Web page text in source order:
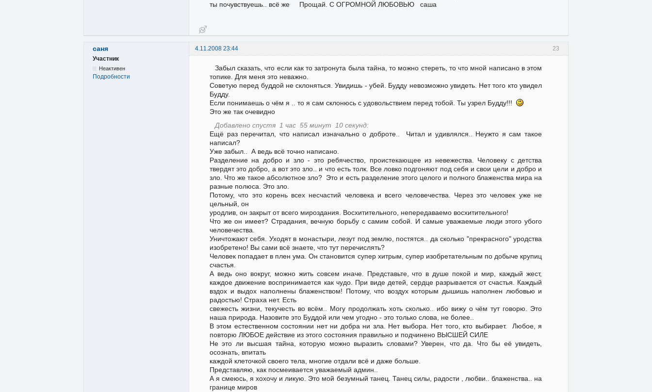
ты почувствуешь.. всё же Прощай. С ОГРОМНОЙ ЛЮБОВЬЮ саша
23
саня
4.11.2008 23:44
Участник
Неактивен
Подробности
Забыл сказать, что если как то затронута была тайна, то можно стереть, то что мной написано в этом
топике. Для меня это неважно.
Советую перед буддой не склоняться. Увидишь - убей. Будду невозможно увидеть. Нет того кто увидел
Будду.
Если понимаешь о чём я .. то я сам склонюсь с удовольствием перед тобой. Ты узрел Будду!!!
Это же так очевидно
Добавлено спустя 1 час 55 минут 10 секунд:
Ещё раз перечитал, что написал изначально о доброте.. Читал и удивлялся.. Неужто я сам такое
написал?
Уже забыл.. А ведь всё точно написано.
Разделение на добро и зло - это ребячество, проистекающее из невежества. Человеку с детства
твердят это добро, а вот это зло.. и что есть толк. Все ловко подгоняют под себя и свои цели и добро и
зло. Что же такое абсолютное зло? Это и есть разделение этого целого и полного блаженства мира на
разные полюса. Это зло.
Потому, что это корень всех несчастий человека и всего человечества. Через это человек уже не
цельный, он
уродлив, он закрыт от всего мироздания. Восхитительного, непередаваемо восхитительного!
Что же он имеет? Страдания, вечную борьбу с самим собой. И самые уважаемые люди этого убого
человечества.
Уничтожают себя. Уходят в монастыри, лезут под землю, постятся.. да сколько "прекрасного" уродства
изобретено! Вы сами всё знаете, что тут перечислять?
Человек попадает в плен ума. Он становится супер хитрым, супер изобретательным по добыче крупиц
счастья.
А ведь оно вокруг, можно жить совсем иначе. Представьте, что в душе покой и мир, каждый жест,
каждое движение воспринимается как чудо. При виде детей, сердце разрывается от счастья. Каждый
вздох и выдох наполнены блаженством! Потому, что воздух которым дышишь наполнен любовью и
радостью! Страха нет. Есть
свежесть жизни, текучесть во всём.. Могу продолжать хоть сколько.. ибо вижу о чём тут говорю. Это
наша природа. Назовите это Буддой или чем угодно - это только слова, не более..
В этом естественном состоянии нет ни добра ни зла. Нет выбора. Нет того, кто выбирает. Любое, я
повторю ЛЮБОЕ действие из этого состояния правильно и подчинено ВЫСШЕЙ СИЛЕ
Не это ли высшая тайна, которую можно выразить словами? Уверен, что да. Что бы её увидеть,
осознать, впитать
каждой клеточкой своего тела, многие отдали всё и даже больше.
Представляю, как посмеивается уважаемый админ..
А я смеюсь, я хохочу и ликую. Это мой безумный танец. Танец силы, радости , любви.. блаженства.. на
границе миров